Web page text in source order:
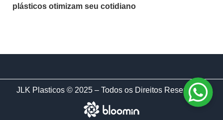
plásticos otimizam seu cotidiano
JLK Plasticos © 2025 – Todos os Direitos Reservados